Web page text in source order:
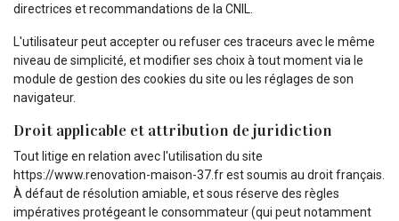
directrices et recommandations de la CNIL.
L'utilisateur peut accepter ou refuser ces traceurs avec le même
niveau de simplicité, et modifier ses choix à tout moment via le
module de gestion des cookies du site ou les réglages de son
navigateur.
Droit applicable et attribution de juridiction
Tout litige en relation avec l'utilisation du site
https://www.renovation-maison-37.fr est soumis au droit français.
À défaut de résolution amiable, et sous réserve des règles
impératives protégeant le consommateur (qui peut notamment